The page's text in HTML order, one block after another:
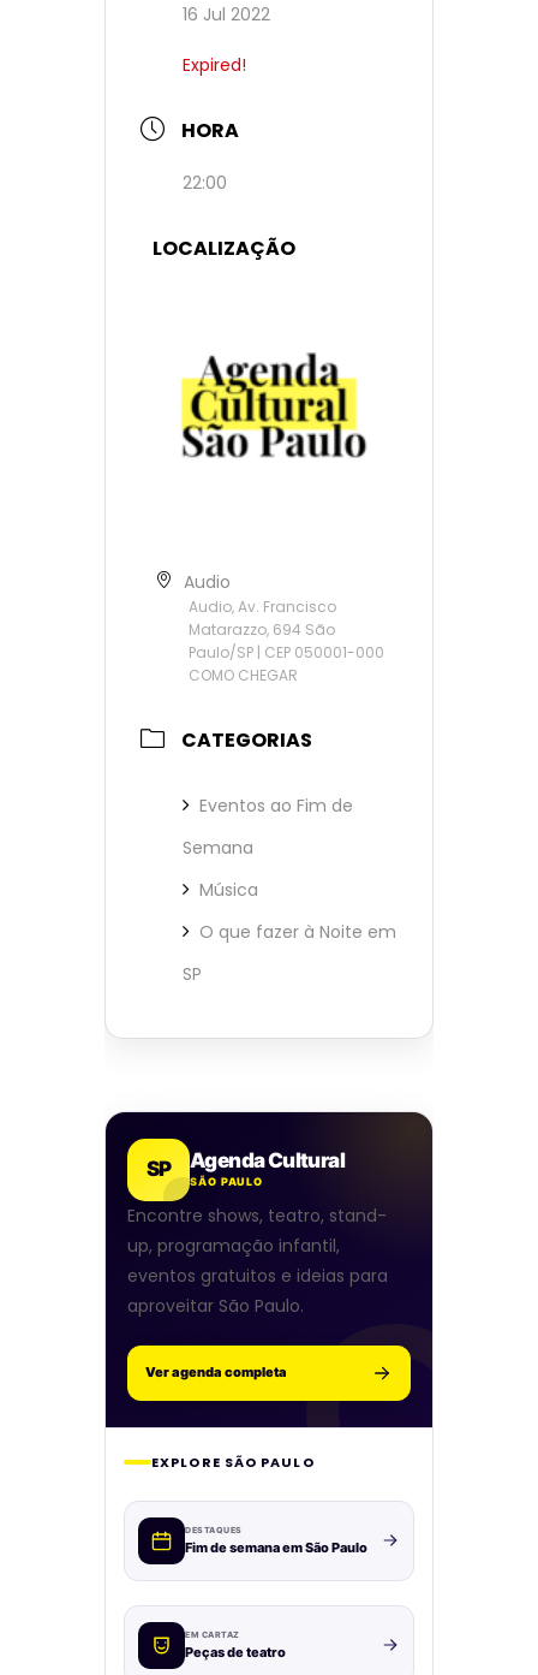
16 Jul 2022
Expired!
HORA
22:00
LOCALIZAÇÃO
Audio
Audio, Av. Francisco
Matarazzo, 694 São
Paulo/SP | CEP 050001-000
COMO CHEGAR
CATEGORIAS
Eventos ao Fim de
Semana
Música
O que fazer à Noite em
SP
SP Agenda Cultural
SÃO PAULO
Encontre shows, teatro, stand-
up, programação infantil,
eventos gratuitos e ideias para
aproveitar São Paulo.
Ver agenda completa
EXPLORE SÃO PAULO
DESTAQUES
Fim de semana em São Paulo
EM CARTAZ
Peças de teatro